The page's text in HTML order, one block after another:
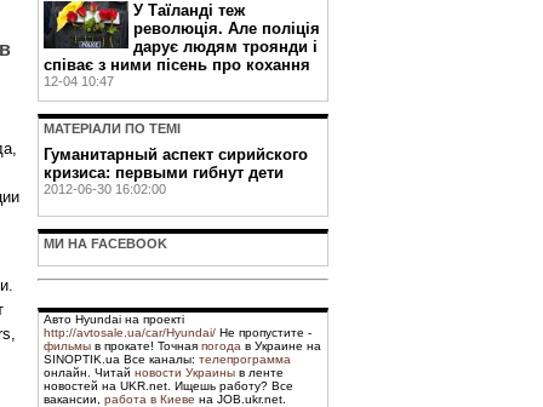
У Таїланді теж
революція. Але поліція
дарує людям троянди і
співає з ними пісень про кохання
12-04 10:47
МАТЕРIАЛИ ПО ТЕМI
Гуманитарный аспект сирийского
кризиса: первыми гибнут дети
2012-06-30 16:02:00
МИ НА FACEBOOK
Авто Hyundai на проекті
http://avtosale.ua/car/Hyundai/ Не пропустите -
фильмы в прокате! Точная погода в Украине на
SINOPTIK.ua Все каналы: телепрограмма
онлайн. Читай новости Украины в ленте
новостей на UKR.net. Ищешь работу? Все
вакансии, работа в Киеве на JOB.ukr.net.